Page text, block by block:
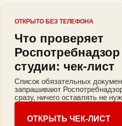
ОТКРЫТО БЕЗ ТЕЛЕФОНА
Что проверяет
студии: чек-лист
Список обязательных
запрашивают
сразу, ничего оставлять не
ОТКРЫТЬ ЧЕК-ЛИСТ